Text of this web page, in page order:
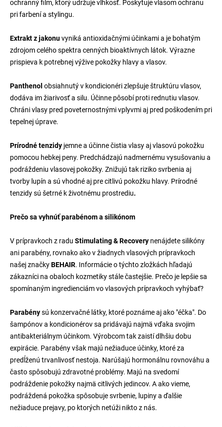
ochranný film, ktorý udržuje vlhkosť. Poskytuje vlasom ochranu
pri farbení a stylingu.
Extrakt z jakonuvyniká antioxidačnými účinkami a je bohatým
zdrojom celého spektra cenných bioaktívnych látok. Výrazne
prispieva k potrebnej výžive pokožky hlavy a vlasov.
Panthenol obsiahnutý v kondicionéri zlepšuje štruktúru vlasov,
dodáva im žiarivosť a silu. Účinne pôsobí proti rednutiu vlasov.
Chráni vlasy pred poveternostnými vplyvmi aj pred poškodením pri
tepelnej úprave.
Prírodné tenzidy jemne a účinne čistia vlasy aj vlasovú pokožku
pomocou hebkej peny. Predchádzajú nadmernému vysušovaniu a
podráždeniu vlasovej pokožky. Znižujú tak riziko svrbenia aj
tvorby lupín a sú vhodné aj pre citlivú pokožku hlavy. Prírodné
tenzidy sú šetrné k životnému prostrediu.
Prečo sa vyhnúť parabénom a silikónom
V prípravkoch z radu Stimulating & Recovery nenájdete silikóny
ani parabény, rovnako ako v žiadnych vlasových prípravkoch
našej značkyBEHAIR. Informácie o týchto zložkách hľadajú
zákazníci na obaloch kozmetiky stále častejšie. Prečo je lepšie sa
spomínaným ingredienciám vo vlasových prípravkoch vyhýbať?
Parabénysú konzervačné látky, ktoré poznáme aj ako "éčka". Do
šampónov a kondicionérov sa pridávajú najmä vďaka svojim
antibakteriálnym účinkom. Výrobcom tak zaistí dlhšiu dobu
expirácie. Parabény však majú nežiaduce účinky, ktoré za
predĺženú trvanlivosť nestoja. Narúšajú hormonálnu rovnováhu a
často spôsobujú zdravotné problémy. Majú na svedomí
podráždenie pokožky najmä citlivých jedincov. A ako vieme,
podráždená pokožka spôsobuje svrbenie, lupiny a ďalšie
nežiaduce prejavy, po ktorých netúži nikto z nás.